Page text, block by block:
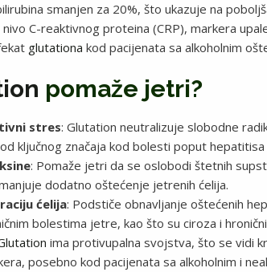
smanjen za 20%, što ukazuje na
C-reaktivnog proteina (CRP), markera
glutationa kod pacijenata sa alkoholnim
pomaže jetri?
stres: Glutation neutralizuje slobodne
ključnog značaja kod bolesti poput
: Pomaže jetri da se oslobodi štetnih
dodatno oštećenje jetrenih ćelija.
ćelija: Podstiče obnavljanje oštećenih
bolestima jetre, kao što su ciroza i
ima protivupalna svojstva, što se vidi
posebno kod pacijenata sa alkoholnim i